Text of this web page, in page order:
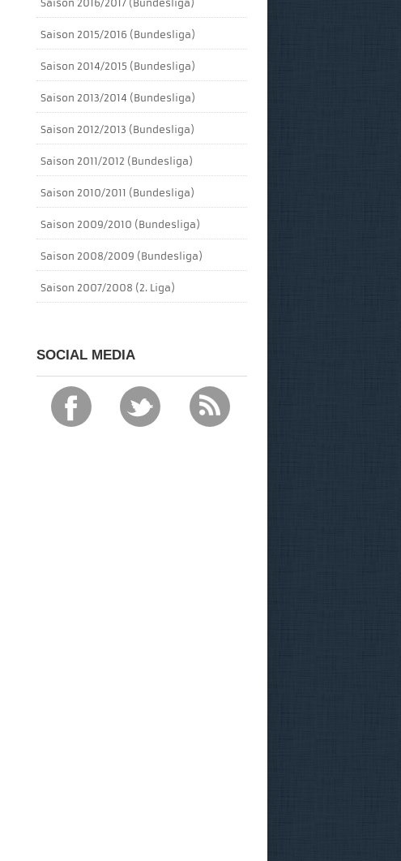
Saison 2016/2017 (Bundesliga)
Saison 2015/2016 (Bundesliga)
Saison 2014/2015 (Bundesliga)
Saison 2013/2014 (Bundesliga)
Saison 2012/2013 (Bundesliga)
Saison 2011/2012 (Bundesliga)
Saison 2010/2011 (Bundesliga)
Saison 2009/2010 (Bundesliga)
Saison 2008/2009 (Bundesliga)
Saison 2007/2008 (2. Liga)
SOCIAL MEDIA